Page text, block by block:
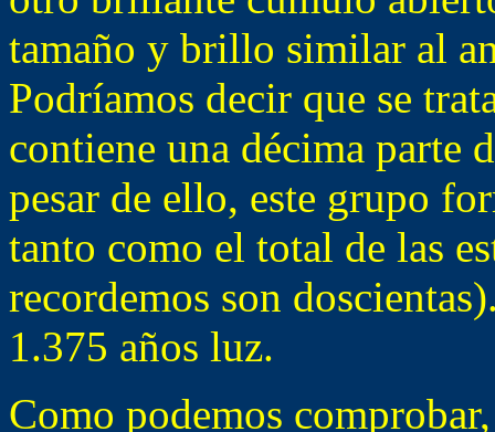
tamaño y brillo similar al
Podríamos decir que se
contiene una décima parte
pesar de ello, este grupo
tanto como el total de las
recordemos son
1.375 años luz.
Como podemos